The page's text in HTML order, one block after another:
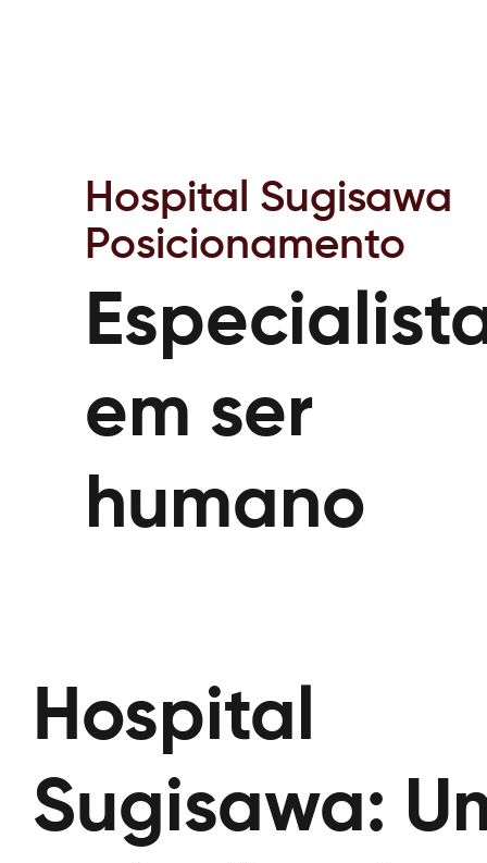
Hospital
Sugisawa:
em ser
humano
Hospital Sugisawa
Posicionamento